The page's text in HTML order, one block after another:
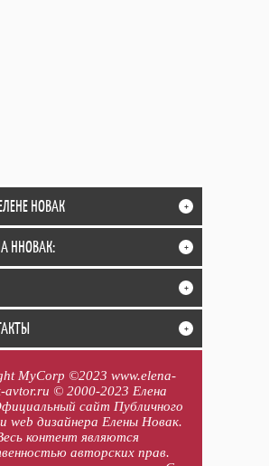
НОВАК +
ННОВАК: +
+
+
MyCorp ©2023 www.elena-
avtor.ru © 2000-2023 Елена
сайт Публичного
web дизайнера Елены Новак.
контент являются
авторских прав.